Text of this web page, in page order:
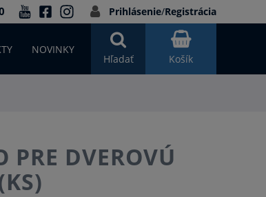
Prihlásenie/Registrácia
Košík
Hľadať
NOVINKY
PRE DVEROVÚ